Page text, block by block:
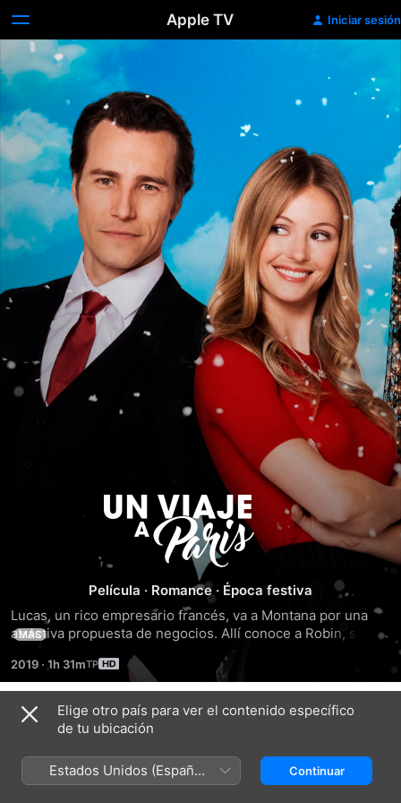
Apple TV Iniciar sesión
Un
Viaje
a
Paris
Película · Romance · Época festiva
Lucas, un rico empresario francés, va a Montana por una
atractiva propuesta de negocios. Allí conoce a Robin, se
navideña. ¿Pero los negocios acabarán con este romance?
MÁS
2019 · 1h 31m
Tráilers
Elige otro país para ver el contenido específico
de tu ubicación
Estados Unidos (Español
México)
Continuar